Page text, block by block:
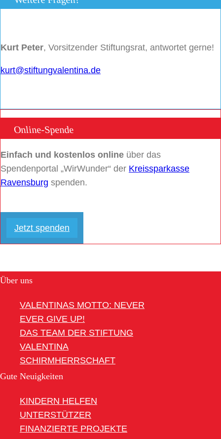
Kurt Peter, Vorsitzender Stiftungsrat, antwortet gerne!
kurt@stiftungvalentina.de
Online-Spende
Einfach und kostenlos online über das
Spendenportal „WirWunder“ der Kreissparkasse
Ravensburg spenden.
Jetzt spenden
Über uns
VALENTINAS MOTTO: NEVER
EVER GIVE UP!
DAS TEAM DER STIFTUNG
VALENTINA
SCHIRMHERRSCHAFT
Gute Neuigkeiten
KINDERN HELFEN
UNTERSTÜTZER
FINANZIERTE PROJEKTE